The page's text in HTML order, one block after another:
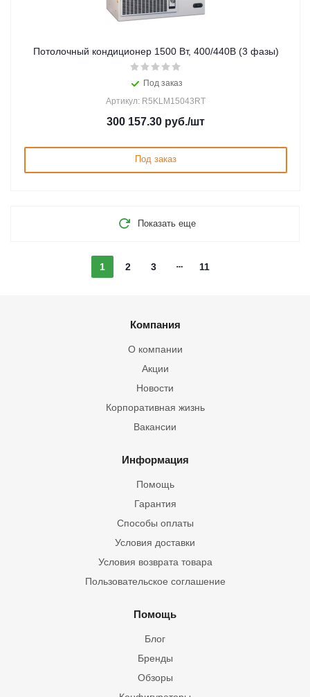
Потолочный кондиционер 1500 Вт, 400/440В (3 фазы)
Под заказ
Артикул: R5KLM15043RT
300 157.30 руб./шт
Под заказ
Показать еще
1 2 3 11
Компания
О компании
Акции
Новости
Корпоративная жизнь
Вакансии
Информация
Помощь
Гарантия
Способы оплаты
Условия доставки
Условия возврата товара
Пользовательское соглашение
Помощь
Блог
Бренды
Обзоры